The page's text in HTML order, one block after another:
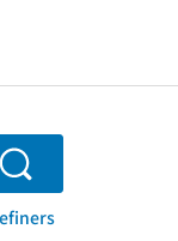
Search